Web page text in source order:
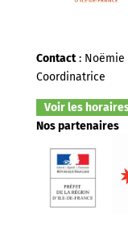
Contact: Noëmie
Coordinatrice
Voir les
Nos partenaires